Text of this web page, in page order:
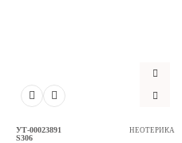
УТ-00023891
S306
НЕОТЕРИКА